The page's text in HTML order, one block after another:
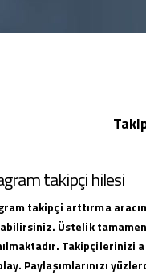
takipçi hilesi
takipçi arttırma
Üstelik
Takipçilerinizi
Paylaşımlarınızı